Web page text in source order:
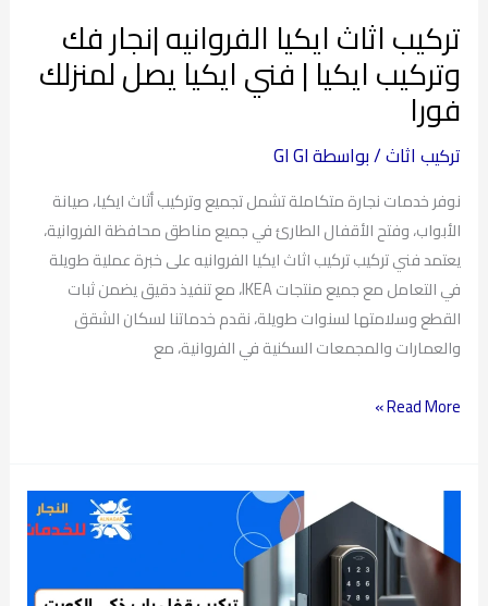
تركيب اثاث ايكيا الفروانيه |نجار فك
وتركيب ايكيا | فني ايكيا يصل لمنزلك
فورا
تركيب اثاث/ بواسطةGI GI
نوفر خدمات نجارة متكاملة تشمل تجميع وتركيب أثاث ايكيا، صيانة
الأبواب، وفتح الأقفال الطارئ في جميع مناطق محافظة الفروانية،
يعتمد فني تركيب تركيب اثاث ايكيا الفروانيه على خبرة عملية طويلة
في التعامل مع جميع منتجات IKEA، مع تنفيذ دقيق يضمن ثبات
القطع وسلامتها لسنوات طويلة، نقدم خدماتنا لسكان الشقق
والعمارات والمجمعات السكنية في الفروانية، مع
فني
ايكيا
يصل
لمنزلك
فورا
Read More »
باب